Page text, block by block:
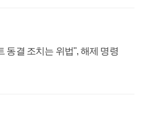
동결 조치는 위법", 해제 명령